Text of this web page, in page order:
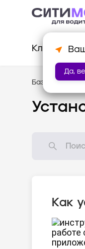
Да,
Клиентам
База знаний /
Как